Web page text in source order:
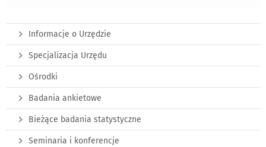
Informacje o Urzędzie
Specjalizacja Urzędu
Ośrodki
Badania ankietowe
Bieżące badania statystyczne
Seminaria i konferencje